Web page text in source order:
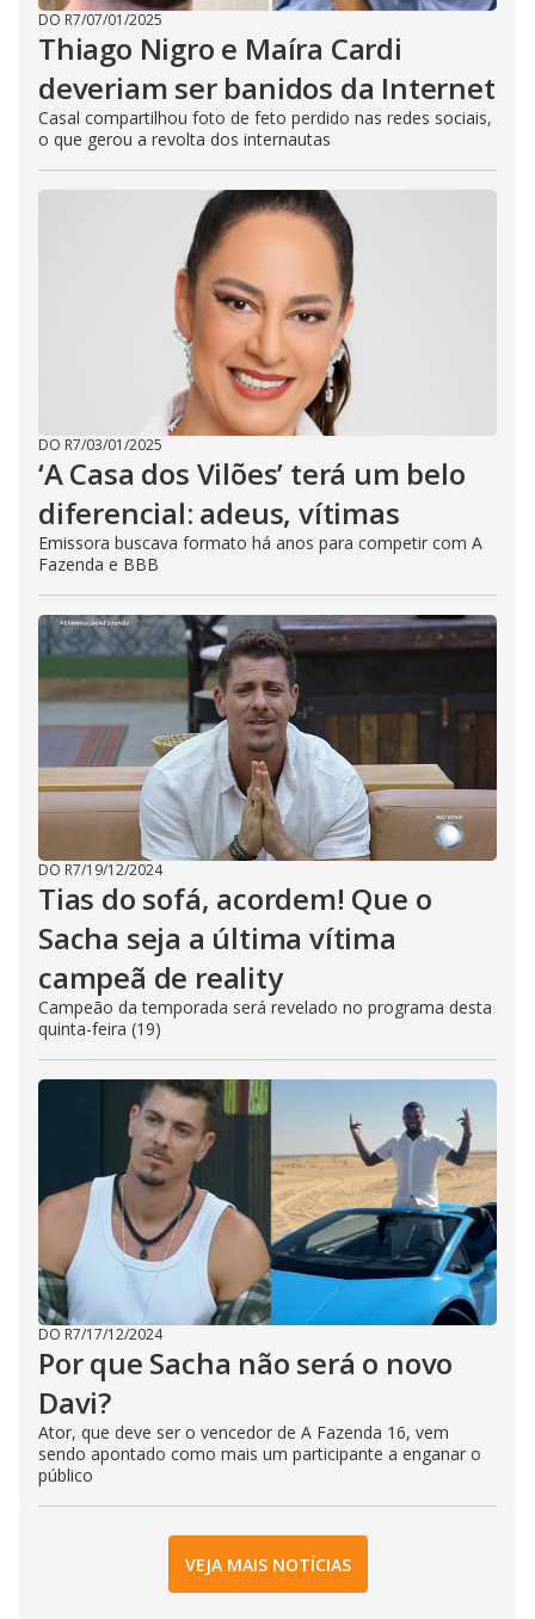
DO R7/07/01/2025
Thiago Nigro e Maíra Cardi
deveriam ser banidos da Internet
Casal compartilhou foto de feto perdido nas redes sociais,
o que gerou a revolta dos internautas
DO R7/03/01/2025
‘A Casa dos Vilões’ terá um belo
diferencial: adeus, vítimas
Emissora buscava formato há anos para competir com A
Fazenda e BBB
DO R7/19/12/2024
Tias do sofá, acordem! Que o
Sacha seja a última vítima
campeã de reality
Campeão da temporada será revelado no programa desta
quinta-feira (19)
DO R7/17/12/2024
Por que Sacha não será o novo
Davi?
Ator, que deve ser o vencedor de A Fazenda 16, vem
sendo apontado como mais um participante a enganar o
público
VEJA MAIS NOTÍCIAS